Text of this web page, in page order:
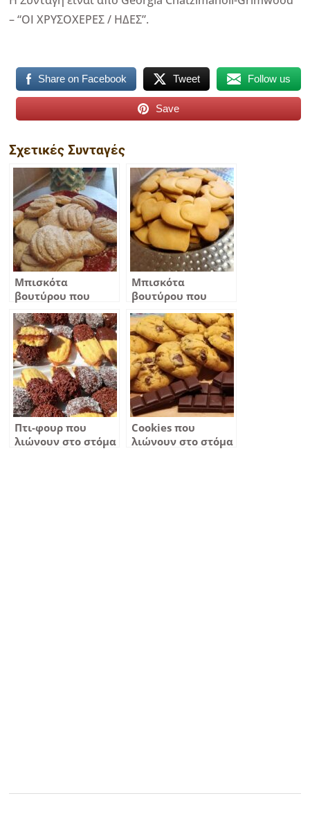
– “ΟΙ ΧΡΥΣΟΧΕΡΕΣ / ΗΔΕΣ”.
Share on Facebook Tweet Follow us
Save
Σχετικές Συνταγές
Μπισκότα
βουτύρου που
Μπισκότα
βουτύρου που
Πτι-φουρ που
λιώνουν στο στόμα
Cookies που
λιώνουν στο στόμα